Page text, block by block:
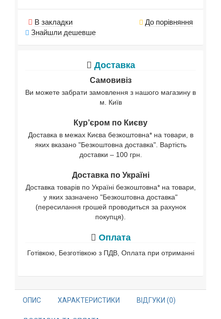
В закладки
До порівняння
Знайшли дешевше
Доставка
Самовивіз
Ви можете забрати замовлення з нашого магазину в
м. Київ
Кур’єром по Києву
Доставка в межах Києва безкоштовна* на товари, в
яких вказано "Безкоштовна доставка". Вартість
доставки – 100 грн.
Доставка по Україні
Доставка товарів по Україні безкоштовна* на товари,
у яких зазначено "Безкоштовна доставка"
(пересилання грошей проводиться за рахунок
покупця).
Оплата
Готівкою, Безготівкою з ПДВ, Оплата при отриманні
ОПИС ХАРАКТЕРИСТИКИ ВІДГУКИ (0)